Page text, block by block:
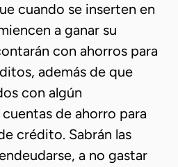
cuando se inserten en
a ganar su
con ahorros para
además de que
con algún
de ahorro para
crédito. Sabrán las
a no gastar